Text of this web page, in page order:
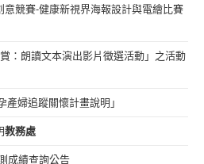
意競賽-健康新視界海報設計與電繪比賽
：朗讀文本演出影片徵選活動」之活動
婦追蹤關懷計畫說明」
教務處
成績查詢公告